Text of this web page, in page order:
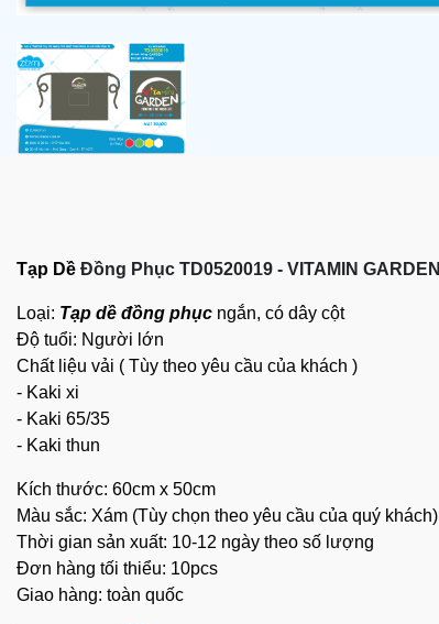
Tạp Dề Đồng Phục TD0520019 - VITAMIN GARDEN
Loại: Tạp dề đồng phục ngắn, có dây cột
Độ tuổi: Người lớn
Chất liệu vải ( Tùy theo yêu cầu của khách )
- Kaki xi
- Kaki 65/35
- Kaki thun
Kích thước: 60cm x 50cm
Màu sắc: Xám (Tùy chọn theo yêu cầu của quý khách)
Thời gian sản xuất: 10-12 ngày theo số lượng
Đơn hàng tối thiểu: 10pcs
Giao hàng: toàn quốc